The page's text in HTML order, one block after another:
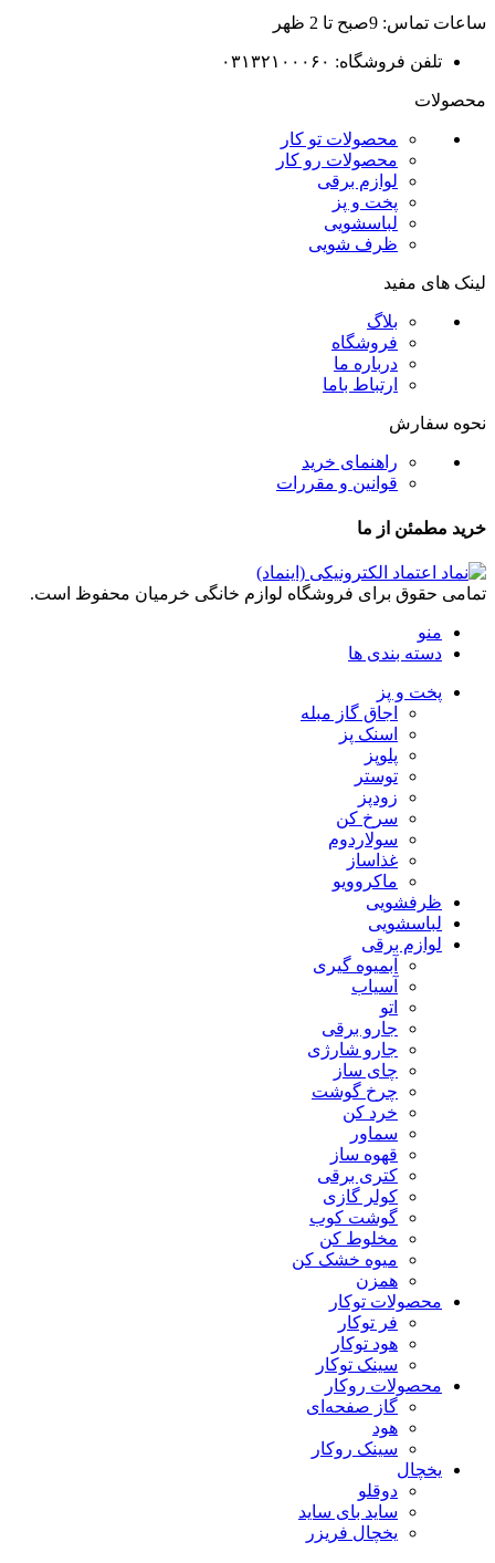
ساعات تماس: 9صبح تا 2 ظهر
تلفن فروشگاه: ۰۳۱۳۲۱۰۰۰۶۰
محصولات
محصولات تو کار
محصولات رو کار
لوازم برقی
پخت و پز
لباسشویی
ظرف شویی
لینک های مفید
بلاگ
فروشگاه
درباره ما
ارتباط باما
نحوه سفارش
راهنمای خرید
قوانین و مقررات
خرید مطمئن از ما
تمامی حقوق برای فروشگاه لوازم خانگی خرمیان محفوظ است.
منو
دسته بندی ها
پخت و پز
اجاق گاز مبله
اسنک پز
پلوپز
توستر
زودپز
سرخ کن
سولاردوم
غذاساز
ماکروویو
ظرفشویی
لباسشویی
لوازم برقی
آبمیوه گیری
آسیاب
اتو
جارو برقی
جارو شارژی
چای ساز
چرخ گوشت
خرد کن
سماور
قهوه ساز
کتری برقی
کولر گازی
گوشت کوب
مخلوط کن
میوه خشک کن
همزن
محصولات توکار
فر توکار
هود توکار
سینک توکار
محصولات روکار
گاز صفحه‌ای
هود
سینک روکار
یخچال
دوقلو
ساید بای ساید
یخچال فریزر